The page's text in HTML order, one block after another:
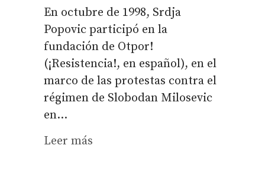
En octubre de 1998, Srdja
Popovic participó en la
fundación de Otpor!
(¡Resistencia!, en español), en el
marco de las protestas contra el
régimen de Slobodan Milosevic
en...
Leer más